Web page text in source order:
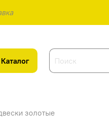
Каталог
золотые